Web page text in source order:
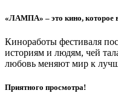
«ЛАМПА» – это кино, которое
Киноработы фестиваля
историям и людям, чей
любовь меняют мир к
Приятного просмотра!